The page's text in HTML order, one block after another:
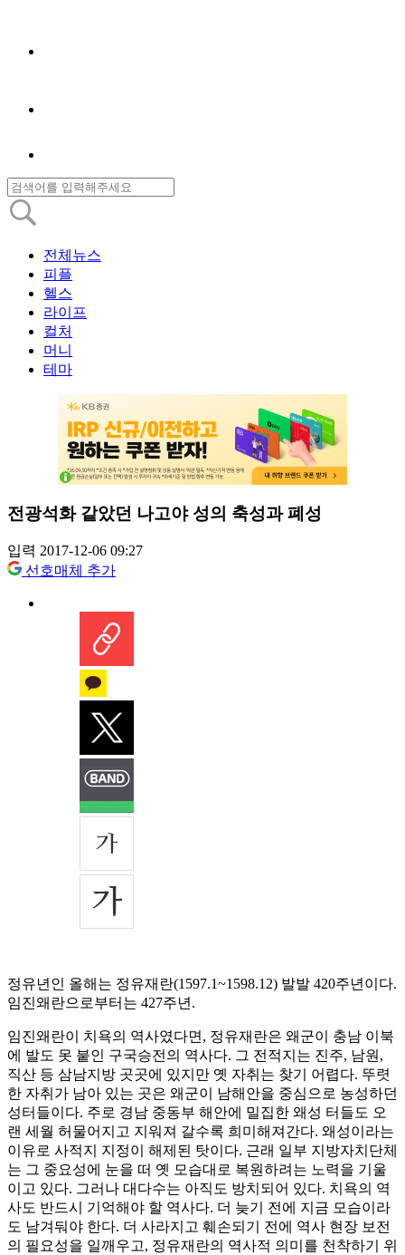
전체뉴스
피플
헬스
라이프
컬처
머니
테마
전광석화 같았던 나고야 성의 축성과 폐성
입력 2017-12-06 09:27
선호매체 추가
정유년인 올해는 정유재란(1597.1~1598.12) 발발 420주년이다.
임진왜란으로부터는 427주년.
임진왜란이 치욕의 역사였다면, 정유재란은 왜군이 충남 이북
에 발도 못 붙인 구국승전의 역사다. 그 전적지는 진주, 남원,
직산 등 삼남지방 곳곳에 있지만 옛 자취는 찾기 어렵다. 뚜렷
한 자취가 남아 있는 곳은 왜군이 남해안을 중심으로 농성하던
성터들이다. 주로 경남 중동부 해안에 밀집한 왜성 터들도 오
랜 세월 허물어지고 지워져 갈수록 희미해져간다. 왜성이라는
이유로 사적지 지정이 해제된 탓이다. 근래 일부 지방자치단체
는 그 중요성에 눈을 떠 옛 모습대로 복원하려는 노력을 기울
이고 있다. 그러나 대다수는 아직도 방치되어 있다. 치욕의 역
사도 반드시 기억해야 할 역사다. 더 늦기 전에 지금 모습이라
도 남겨둬야 한다. 더 사라지고 훼손되기 전에 역사 현장 보전
의 필요성을 일깨우고, 정유재란의 역사적 의미를 천착하기 위